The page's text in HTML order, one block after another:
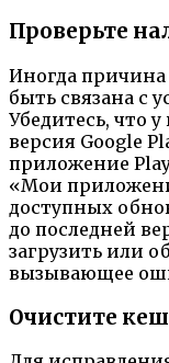
Проверьте
Иногда
быть связана с
Убедитесь, что
версия Google
приложение
«Мои
доступных
до последней
загрузить или
вызывающее
Очистите